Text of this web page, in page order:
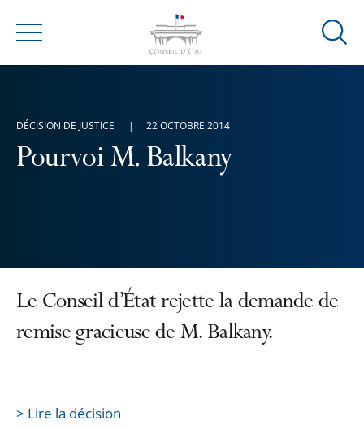
Menu
Ouvrir
Pourvoi M. Balkany
DÉCISION DE JUSTICE 22 OCTOBRE 2014
Le Conseil d’État rejette la demande de
remise gracieuse de M. Balkany.
> Lire la décision